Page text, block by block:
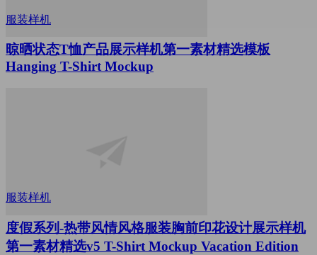
服装样机
晾晒状态T恤产品展示样机第一素材精选模板
Hanging T-Shirt Mockup
服装样机
度假系列-热带风情风格服装胸前印花设计展示样机
第一素材精选v5 T-Shirt Mockup Vacation Edition